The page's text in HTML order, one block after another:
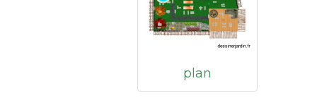
plan